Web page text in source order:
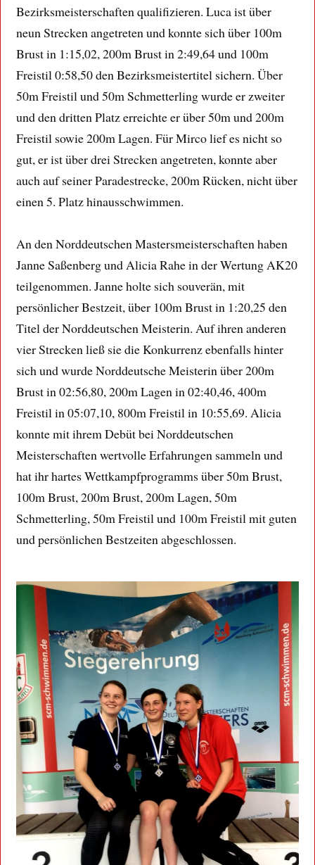
Bezirksmeisterschaften qualifizieren. Luca ist über
neun Strecken angetreten und konnte sich über 100m
Brust in 1:15,02, 200m Brust in 2:49,64 und 100m
Freistil 0:58,50 den Bezirksmeistertitel sichern. Über
50m Freistil und 50m Schmetterling wurde er zweiter
und den dritten Platz erreichte er über 50m und 200m
Freistil sowie 200m Lagen. Für Mirco lief es nicht so
gut, er ist über drei Strecken angetreten, konnte aber
auch auf seiner Paradestrecke, 200m Rücken, nicht über
einen 5. Platz hinausschwimmen.
An den Norddeutschen Mastersmeisterschaften haben
Janne Saßenberg und Alicia Rahe in der Wertung AK20
teilgenommen. Janne holte sich souverän, mit
persönlicher Bestzeit, über 100m Brust in 1:20,25 den
Titel der Norddeutschen Meisterin. Auf ihren anderen
vier Strecken ließ sie die Konkurrenz ebenfalls hinter
sich und wurde Norddeutsche Meisterin über 200m
Brust in 02:56,80, 200m Lagen in 02:40,46, 400m
Freistil in 05:07,10, 800m Freistil in 10:55,69. Alicia
konnte mit ihrem Debüt bei Norddeutschen
Meisterschaften wertvolle Erfahrungen sammeln und
hat ihr hartes Wettkampfprogramms über 50m Brust,
100m Brust, 200m Brust, 200m Lagen, 50m
Schmetterling, 50m Freistil und 100m Freistil mit guten
und persönlichen Bestzeiten abgeschlossen.